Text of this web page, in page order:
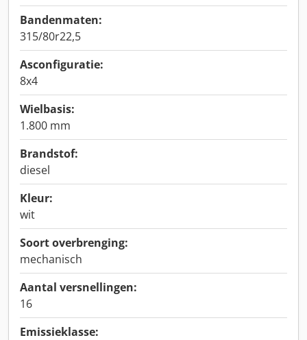
Bandenmaten:
315/80r22,5
Asconfiguratie:
8x4
Wielbasis:
1.800 mm
Brandstof:
diesel
Kleur:
wit
Soort overbrenging:
mechanisch
Aantal versnellingen:
16
Emissieklasse: